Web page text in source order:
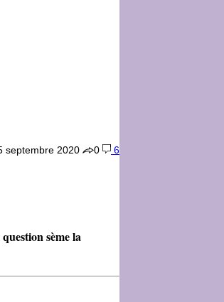
septembre 2020 0 6
sème la